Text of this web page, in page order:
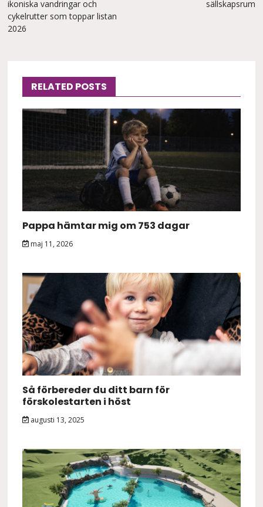
ikoniska vandringar och
cykelrutter som toppar listan
2026
sällskapsrum
RELATED POSTS
Pappa hämtar mig om 753 dagar
maj 11, 2026
Så förbereder du ditt barn för
förskolestarten i höst
augusti 13, 2025